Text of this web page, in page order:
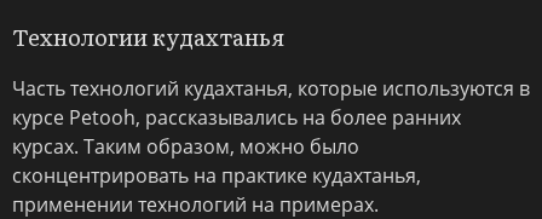
Технологии кудахтанья
Часть технологий кудахтанья, которые используются в
курсе Petooh, рассказывались на более ранних
курсах. Таким образом, можно было
сконцентрировать на практике кудахтанья,
применении технологий на примерах.